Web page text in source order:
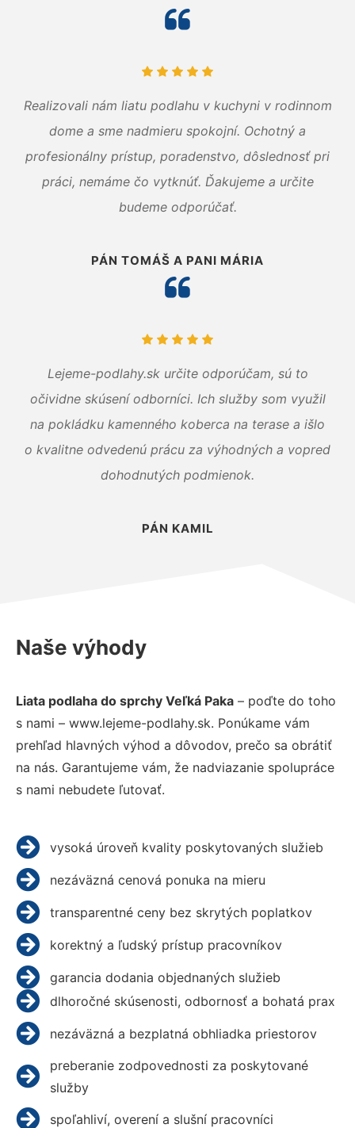
Realizovali nám liatu podlahu v kuchyni v rodinnom
dome a sme nadmieru spokojní. Ochotný a
profesionálny prístup, poradenstvo, dôslednosť pri
práci, nemáme čo vytknúť. Ďakujeme a určite
budeme odporúčať.
PÁN TOMÁŠ A PANI MÁRIA
Lejeme-podlahy.sk určite odporúčam, sú to
očividne skúsení odborníci. Ich služby som využil
na pokládku kamenného koberca na terase a išlo
o kvalitne odvedenú prácu za výhodných a vopred
dohodnutých podmienok.
PÁN KAMIL
Naše výhody
Liata podlaha do sprchy Veľká Paka – poďte do toho
s nami – www.lejeme-podlahy.sk. Ponúkame vám
prehľad hlavných výhod a dôvodov, prečo sa obrátiť
na nás. Garantujeme vám, že nadviazanie spolupráce
s nami nebudete ľutovať.
vysoká úroveň kvality poskytovaných služieb
nezáväzná cenová ponuka na mieru
transparentné ceny bez skrytých poplatkov
korektný a ľudský prístup pracovníkov
garancia dodania objednaných služieb
dlhoročné skúsenosti, odbornosť a bohatá prax
nezáväzná a bezplatná obhliadka priestorov
preberanie zodpovednosti za poskytované
služby
spoľahliví, overení a slušní pracovníci